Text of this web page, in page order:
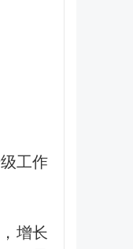
工作
增长